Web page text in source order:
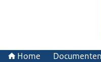
Home Documenten